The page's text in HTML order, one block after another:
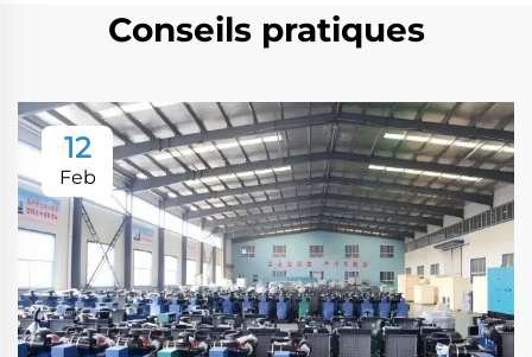
Conseils pratiques
12
Feb